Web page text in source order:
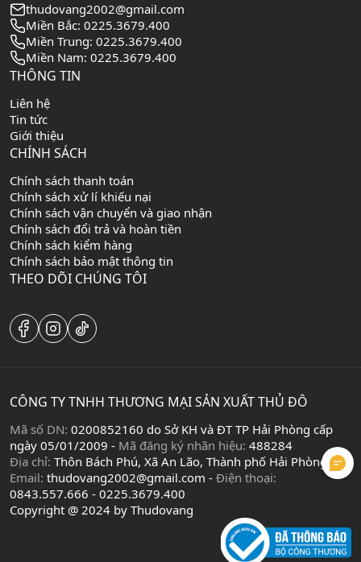
thudovang2002@gmail.com
Miền Bắc: 0225.3679.400
Miền Trung: 0225.3679.400
Miền Nam: 0225.3679.400
THÔNG TIN
Liên hệ
Tin tức
Giới thiệu
CHÍNH SÁCH
Chính sách thanh toán
Chính sách xử lí khiếu nại
Chính sách vận chuyển và giao nhận
Chính sách đổi trả và hoàn tiền
Chính sách kiểm hàng
Chính sách bảo mật thông tin
THEO DÕI CHÚNG TÔI
CÔNG TY TNHH THƯƠNG MẠI SẢN XUẤT THỦ ĐÔ
Mã số DN: 0200852160 do Sở KH và ĐT TP Hải Phòng cấp
ngày 05/01/2009 - Mã đăng ký nhãn hiệu: 488284
Địa chỉ: Thôn Bách Phú, Xã An Lão, Thành phố Hải Phòng
Email: thudovang2002@gmail.com - Điện thoại:
0843.557.666 - 0225.3679.400
Copyright @ 2024 by Thudovang